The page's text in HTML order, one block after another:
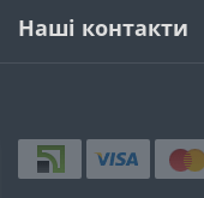
Наші контакти